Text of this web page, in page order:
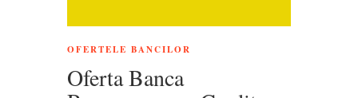
OFERTELE BANCILOR
Oferta Banca